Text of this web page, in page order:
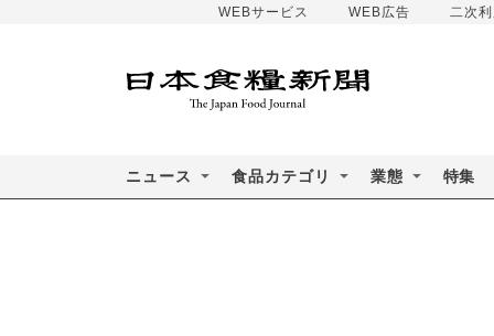
WEBサービス WEB広告 二次
ニュース 食品カテゴリ 業態 特集